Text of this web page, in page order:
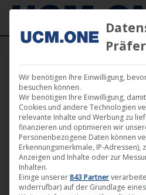
Suchergebnisse für:
Wir benötigen Ihre Einwilligung,
besuchen können.
Wir benötigen Ihre Einwilligung,
Cookies und andere Technologien
relevante Inhalte und Werbung zu
finanzieren und optimieren wir
Personenbezogene Daten können
Erkennungsmerkmale, IP-Adressen),
Anzeigen und Inhalte oder zur
Inhalten.
Einige unserer843 Partner
widerrufbar) auf der Grundlage eines